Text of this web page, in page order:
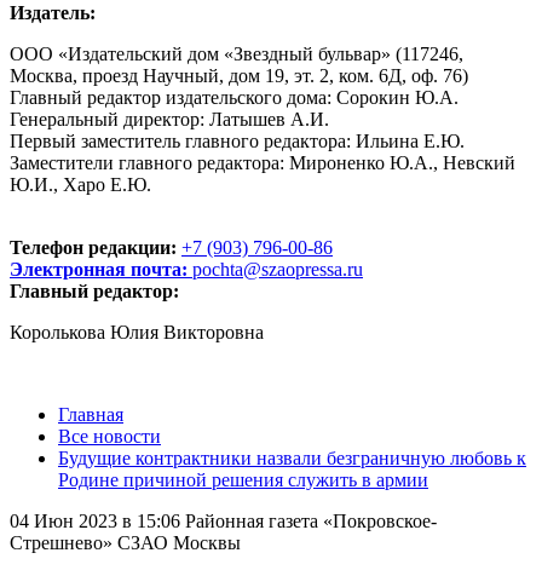
Издатель:
ООО «Издательский дом «Звездный бульвар» (117246,
Москва, проезд Научный, дом 19, эт. 2, ком. 6Д, оф. 76)
Главный редактор издательского дома: Сорокин Ю.А.
Генеральный директор: Латышев А.И.
Первый заместитель главного редактора: Ильина Е.Ю.
Заместители главного редактора: Мироненко Ю.А., Невский
Ю.И., Харо Е.Ю.
Телефон редакции: +7 (903) 796-00-86
Электронная почта: pochta@szaopressa.ru
Главный редактор:
Королькова Юлия Викторовна
Главная
Все новости
Будущие контрактники назвали безграничную любовь к
Родине причиной решения служить в армии
04 Июн 2023 в 15:06 Районная газета «Покровское-
Стрешнево» СЗАО Москвы